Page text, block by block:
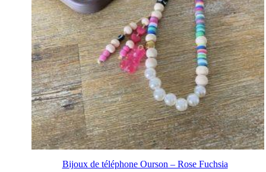
Bijoux de téléphone Ourson – Rose Fuchsia